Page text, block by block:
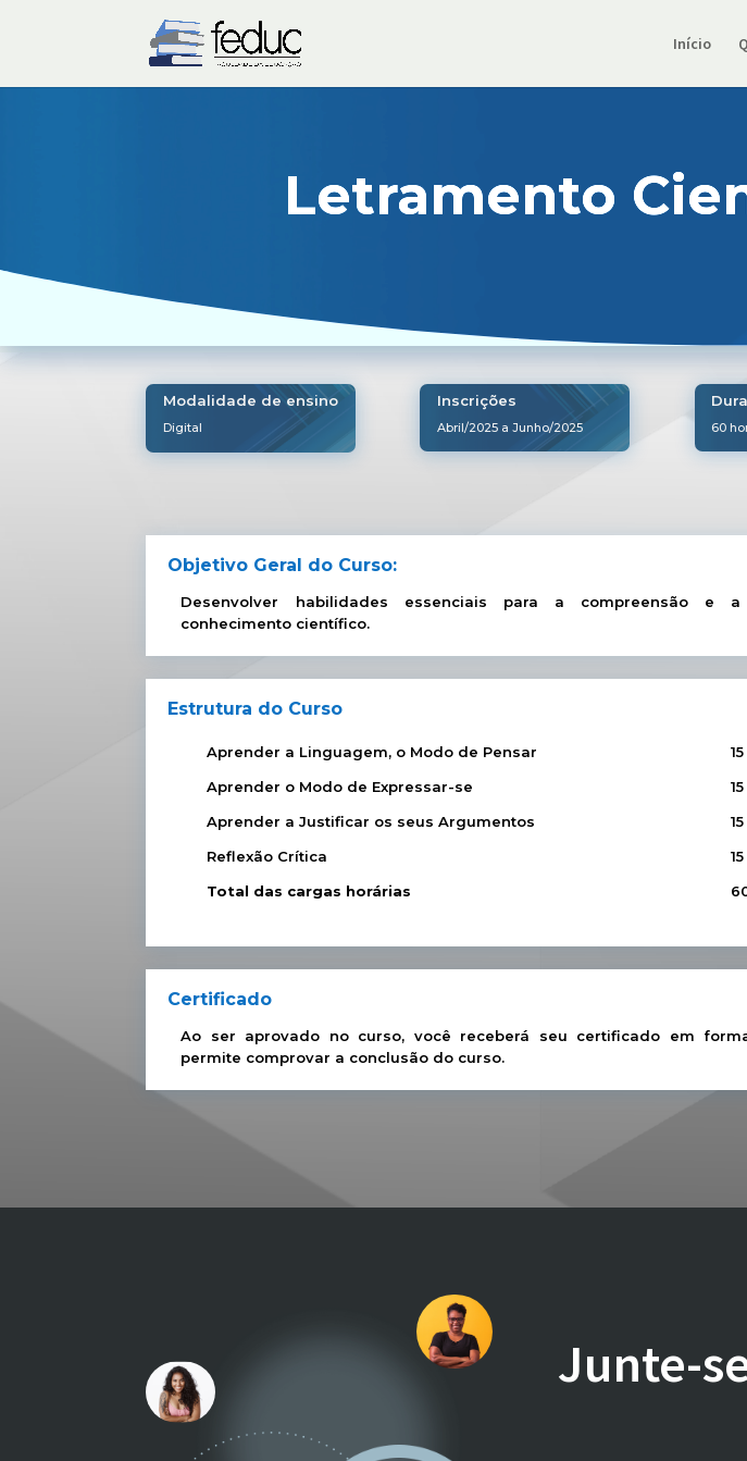
Início
Letramento
Modalidade de ensino
Digital
Inscrições
Abril/2025 a Junho/2025 60
Objetivo Geral do Curso:
Desenvolver habilidades essenciais para a compreensão e
conhecimento científico.
Estrutura do Curso
Aprender a Linguagem, o Modo de Pensar
Aprender o Modo de Expressar-se
Aprender a Justificar os seus Argumentos
Reflexão Crítica
Total das cargas horárias
Certificado
Ao ser aprovado no curso, você receberá seu certificado em
permite comprovar a conclusão do curso.
Junte-